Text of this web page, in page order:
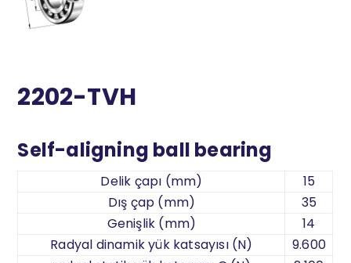
2202-TVH
Self-aligning ball bearing
Delik çapı (mm)
15
Dış çap (mm)
35
Genişlik (mm)
14
Radyal dinamik yük katsayısı (N)
9.600